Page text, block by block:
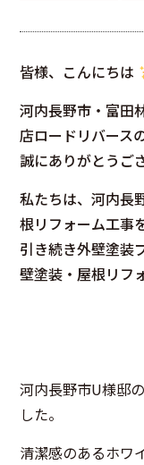
皆様、こんにちは
河内長野市・富田
店ロードリバース
誠にありがとうご
私たちは、河内長
根リフォーム工事
引き続き外壁塗装
壁塗装・屋根リフ
河内長野市U様邸
した。
清潔感のあるホワ